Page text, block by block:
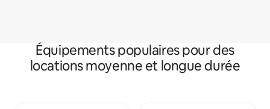
Équipements populaires pour des
locations moyenne et longue durée